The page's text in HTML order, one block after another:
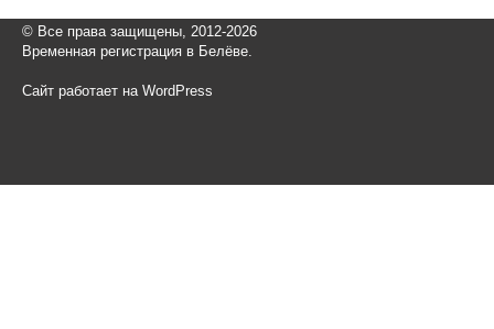
© Все права защищены, 2012-2026
Временная регистрация в Белёве.
Сайт работает на WordPress